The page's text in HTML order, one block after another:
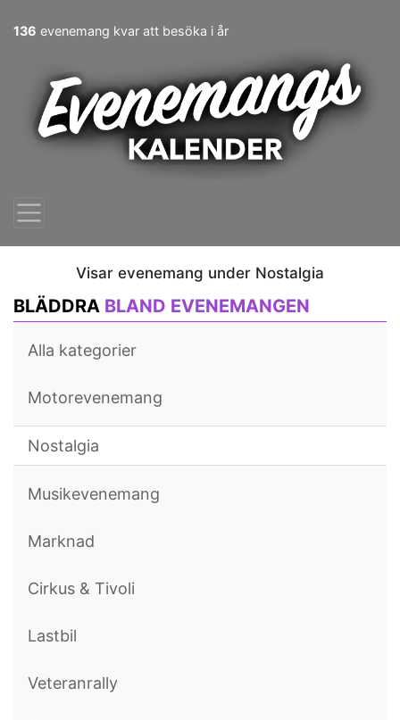
136 evenemang kvar att besöka i år
Visar evenemang under Nostalgia
BLÄDDRA BLAND EVENEMANGEN
Alla kategorier
Motorevenemang
Nostalgia
Musikevenemang
Marknad
Cirkus & Tivoli
Lastbil
Veteranrally